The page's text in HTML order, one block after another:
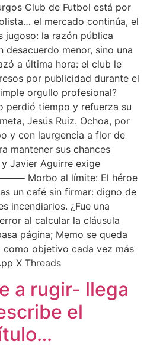
Club de Futbol está por
el mercado continúa, el
jugoso: la razón pública
desacuerdo menor, sino una
a última hora: el club le
por publicidad durante el
orgullo profesional?
perdió tiempo y refuerza su
Jesús Ruiz. Ochoa, por
y con laurgencia a flor de
mantener sus chances
Javier Aguirre exige
⸻ Morbo al límite: El héroe
un café sin firmar: digno de
incendiarios. ¿Fue una
al calcular la cláusula
página; Memo se queda
objetivo cada vez más
X Threads
a rugir- llega
el